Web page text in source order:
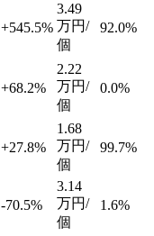
+545.5%
3.49
万円/
個
92.0%
+68.2%
2.22
万円/
個
0.0%
+27.8%
1.68
万円/
個
99.7%
-70.5%
3.14
万円/
個
1.6%